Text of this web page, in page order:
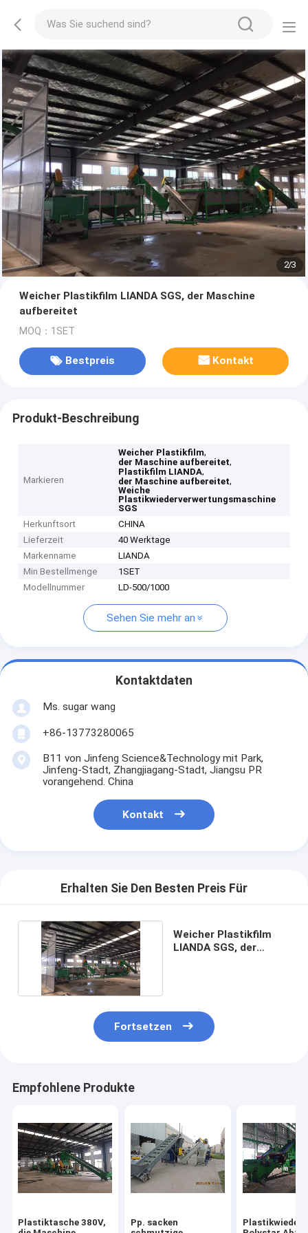
2/3
Weicher Plastikfilm LIANDA SGS, der Maschine
aufbereitet
MOQ：1SET
Bestpreis Kontakt
Produkt-Beschreibung
Markieren
Weicher Plastikfilm,
der Maschine aufbereitet,
Plastikfilm LIANDA,
der Maschine aufbereitet,
Weiche
Plastikwiederverwertungsmaschine
SGS
Herkunftsort
CHINA
Lieferzeit
40 Werktage
Markenname
LIANDA
Min Bestellmenge
1SET
Modellnummer
LD-500/1000
Sehen Sie mehr an
Kontaktdaten
Ms. sugar wang
+86-13773280065
B11 von Jinfeng Science&Technology mit Park,
Jinfeng-Stadt, Zhangjiagang-Stadt, Jiangsu PR
vorangehend. China
Kontakt
Erhalten Sie Den Besten Preis Für
Weicher Plastikfilm
LIANDA SGS, der
Fortsetzen
Empfohlene Produkte
Plastiktasche 380V,
Pp. sacken